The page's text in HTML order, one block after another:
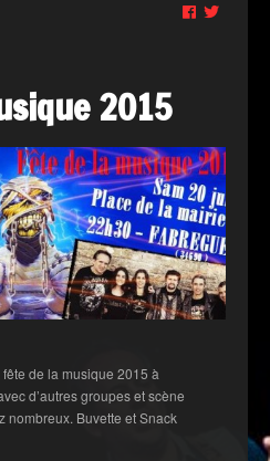
2015
de la musique 2015 à
d’autres groupes et scène
nombreux. Buvette et Snack